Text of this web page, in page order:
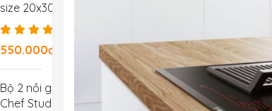
size 20x30x2.5cm
550.000đ/Chiếc
Bộ 2 nồi gang tráng men
Chef Studio xanh ngọc